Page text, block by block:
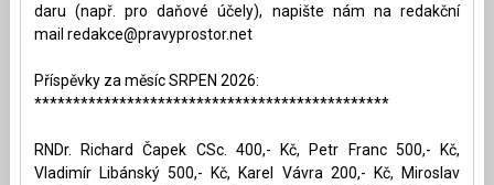
daru (např. pro daňové účely), napište nám na redakční
mail redakce@pravyprostor.net
Příspěvky za měsíc SRPEN 2026:
**********************************************
RNDr. Richard Čapek CSc. 400,- Kč, Petr Franc 500,- Kč,
Vladimír Libánský 500,- Kč, Karel Vávra 200,- Kč, Miroslav